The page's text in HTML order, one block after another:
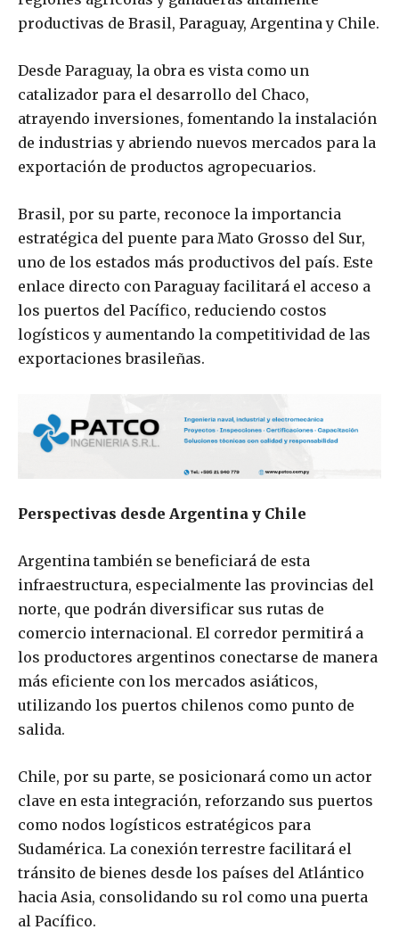
productivas de Brasil, Paraguay, Argentina y Chile.
Desde Paraguay, la obra es vista como un
catalizador para el desarrollo del Chaco,
atrayendo inversiones, fomentando la instalación
de industrias y abriendo nuevos mercados para la
exportación de productos agropecuarios.
Brasil, por su parte, reconoce la importancia
estratégica del puente para Mato Grosso del Sur,
uno de los estados más productivos del país. Este
enlace directo con Paraguay facilitará el acceso a
los puertos del Pacífico, reduciendo costos
logísticos y aumentando la competitividad de las
exportaciones brasileñas.
Perspectivas desde Argentina y Chile
Argentina también se beneficiará de esta
infraestructura, especialmente las provincias del
norte, que podrán diversificar sus rutas de
comercio internacional. El corredor permitirá a
los productores argentinos conectarse de manera
más eficiente con los mercados asiáticos,
utilizando los puertos chilenos como punto de
salida.
Chile, por su parte, se posicionará como un actor
clave en esta integración, reforzando sus puertos
como nodos logísticos estratégicos para
Sudamérica. La conexión terrestre facilitará el
tránsito de bienes desde los países del Atlántico
hacia Asia, consolidando su rol como una puerta
al Pacífico.